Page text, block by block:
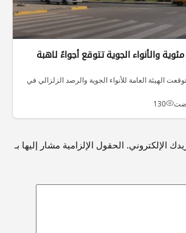
الحرارة تلامس 46 مئوية والأنواء الجوية تتوقع أجواءً لاهبة
الهيئة العامة للأنواء الجوية والرصد الزلزالي في
130
الإلكتروني. الحقول الإلزامية مشار إليها بـ